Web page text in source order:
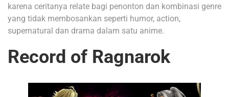
karena ceritanya relate bagi penonton dan kombinasi genre
yang tidak membosankan seperti humor, action,
supernatural dan drama dalam satu anime.
Record of Ragnarok